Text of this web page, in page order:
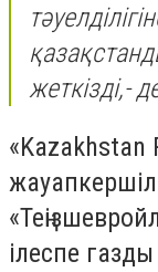
жеткізді,-
«Kazakhstan
ілеспе